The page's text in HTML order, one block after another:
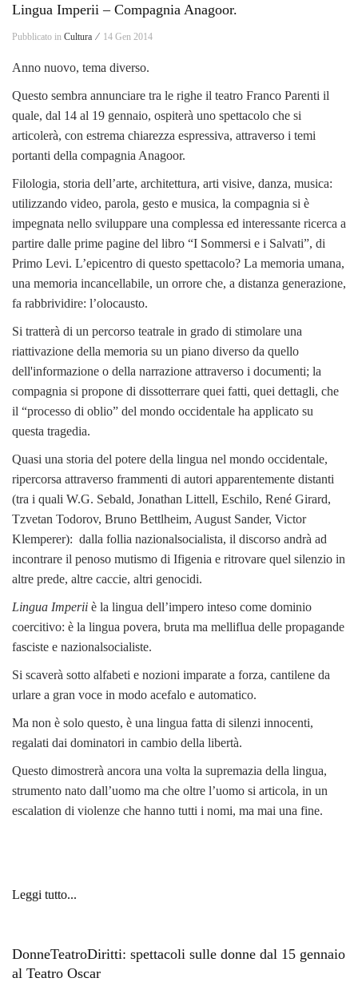
Lingua Imperii – Compagnia Anagoor.
Pubblicato in Cultura ⁄ 14 Gen 2014
Anno nuovo, tema diverso.
Questo sembra annunciare tra le righe il teatro Franco Parenti il
quale, dal 14 al 19 gennaio, ospiterà uno spettacolo che si
articolerà, con estrema chiarezza espressiva, attraverso i temi
portanti della compagnia Anagoor.
Filologia, storia dell’arte, architettura, arti visive, danza, musica:
utilizzando video, parola, gesto e musica, la compagnia si è
impegnata nello sviluppare una complessa ed interessante ricerca a
partire dalle prime pagine del libro “I Sommersi e i Salvati”, di
Primo Levi. L’epicentro di questo spettacolo? La memoria umana,
una memoria incancellabile, un orrore che, a distanza generazione,
fa rabbrividire: l’olocausto.
Si tratterà di un percorso teatrale in grado di stimolare una
riattivazione della memoria su un piano diverso da quello
dell'informazione o della narrazione attraverso i documenti; la
compagnia si propone di dissotterrare quei fatti, quei dettagli, che
il “processo di oblio” del mondo occidentale ha applicato su
questa tragedia.
Quasi una storia del potere della lingua nel mondo occidentale,
ripercorsa attraverso frammenti di autori apparentemente distanti
(tra i quali W.G. Sebald, Jonathan Littell, Eschilo, René Girard,
Tzvetan Todorov, Bruno Bettlheim, August Sander, Victor
Klemperer): dalla follia nazionalsocialista, il discorso andrà ad
incontrare il penoso mutismo di Ifigenia e ritrovare quel silenzio in
altre prede, altre caccie, altri genocidi.
Lingua Imperii è la lingua dell’impero inteso come dominio
coercitivo: è la lingua povera, bruta ma melliflua delle propagande
fasciste e nazionalsocialiste.
Si scaverà sotto alfabeti e nozioni imparate a forza, cantilene da
urlare a gran voce in modo acefalo e automatico.
Ma non è solo questo, è una lingua fatta di silenzi innocenti,
regalati dai dominatori in cambio della libertà.
Questo dimostrerà ancora una volta la supremazia della lingua,
strumento nato dall’uomo ma che oltre l’uomo si articola, in un
escalation di violenze che hanno tutti i nomi, ma mai una fine.
Leggi tutto...
DonneTeatroDiritti: spettacoli sulle donne dal 15 gennaio
al Teatro Oscar